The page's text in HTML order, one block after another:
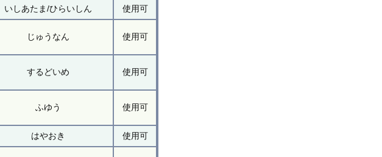
いしあたま/ひらいしん 使用可
じゅうなん 使用可
するどいめ 使用可
ふゆう 使用可
はやおき 使用可